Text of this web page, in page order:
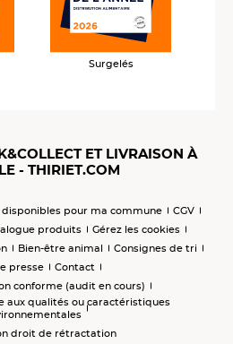
Surgelés
ET LIVRAISON À
- THIRIET.COM
disponibles pour ma commune
CGV
produits
Gérez les cookies
Bien-être animal
Consignes de tri
presse
Contact
conforme (audit en cours)
aux qualités ou caractéristiques
droit de rétractation